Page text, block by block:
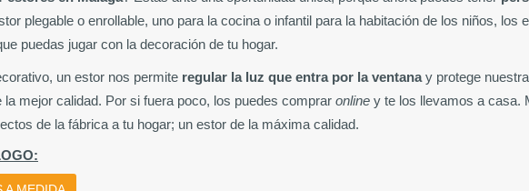
plegable o enrollable, uno para la cocina o infantil para la habitación de los niños, los
puedas jugar con la decoración de tu hogar.
un estor nos permite regular la luz que entra por la ventana y protege
la mejor calidad. Por si fuera poco, los puedes comprar online y te los llevamos a casa.
de la fábrica a tu hogar; un estor de la máxima calidad.